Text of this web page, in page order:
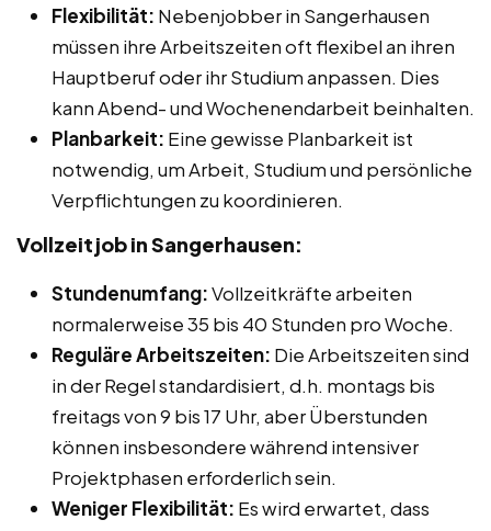
Flexibilität: Nebenjobber in Sangerhausen
müssen ihre Arbeitszeiten oft flexibel an ihren
Hauptberuf oder ihr Studium anpassen. Dies
kann Abend- und Wochenendarbeit beinhalten.
Planbarkeit: Eine gewisse Planbarkeit ist
notwendig, um Arbeit, Studium und persönliche
Verpflichtungen zu koordinieren.
Vollzeitjob in Sangerhausen:
Stundenumfang:Vollzeitkräfte arbeiten
normalerweise 35 bis 40 Stunden pro Woche.
Reguläre Arbeitszeiten: Die Arbeitszeiten sind
in der Regel standardisiert, d.h. montags bis
freitags von 9 bis 17 Uhr, aber Überstunden
können insbesondere während intensiver
Projektphasen erforderlich sein.
Weniger Flexibilität: Es wird erwartet, dass